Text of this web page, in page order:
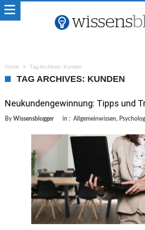
Home Tag Archives: Kunden
TAG ARCHIVES: KUNDEN
Neukundengewinnung: Tipps und
By Wissensblogger in : Allgemeinwissen,